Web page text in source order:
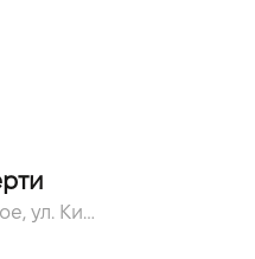
Киевская обл., c. Чубинское, ул. Киевская, 51